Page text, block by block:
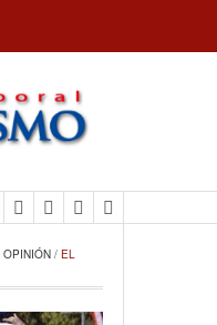
OPINIÓN / EL